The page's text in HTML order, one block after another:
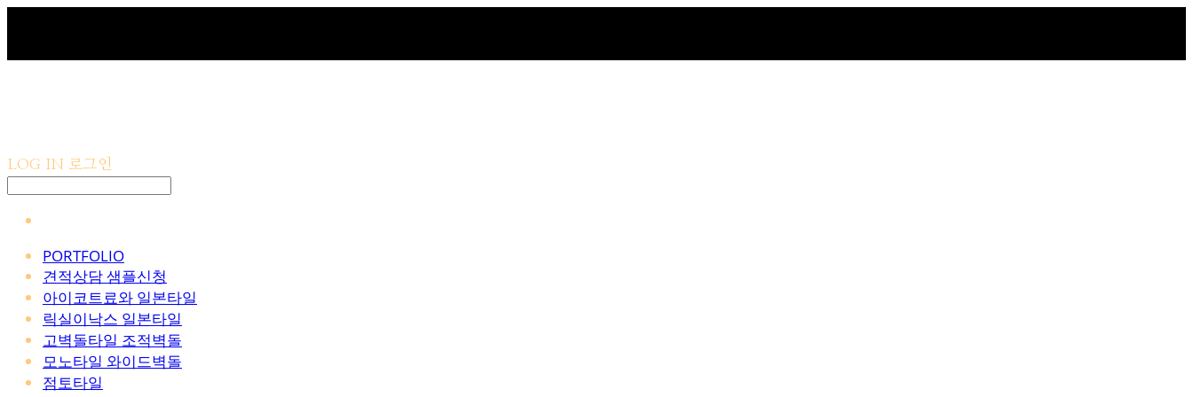
LOG IN 로그인
PORTFOLIO
견적상담 샘플신청
아이코트료와 일본타일
릭실이낙스 일본타일
고벽돌타일 조적벽돌
모노타일 와이드벽돌
점토타일